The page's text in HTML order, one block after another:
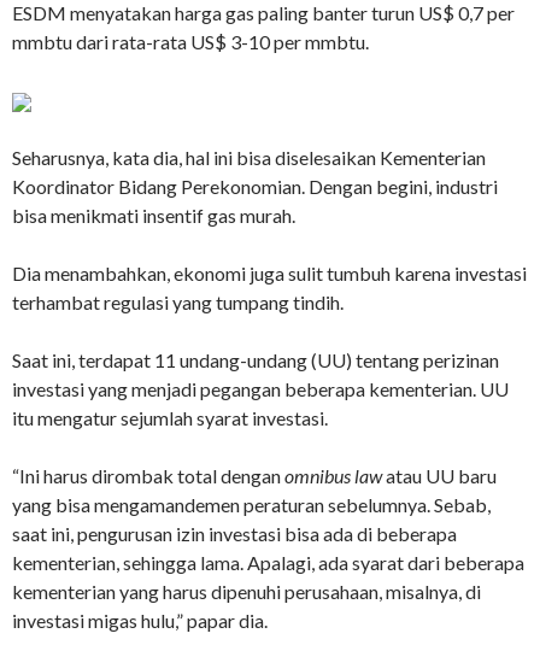
ESDM menyatakan harga gas paling banter turun US$ 0,7 per
mmbtu dari rata-rata US$ 3-10 per mmbtu.
Seharusnya, kata dia, hal ini bisa diselesaikan Kementerian
Koordinator Bidang Perekonomian. Dengan begini, industri
bisa menikmati insentif gas murah.
Dia menambahkan, ekonomi juga sulit tumbuh karena investasi
terhambat regulasi yang tumpang tindih.
Saat ini, terdapat 11 undang-undang (UU) tentang perizinan
investasi yang menjadi pegangan beberapa kementerian. UU
itu mengatur sejumlah syarat investasi.
“Ini harus dirombak total denganomnibus lawatau UU baru
yang bisa mengamandemen peraturan sebelumnya. Sebab,
saat ini, pengurusan izin investasi bisa ada di beberapa
kementerian, sehingga lama. Apalagi, ada syarat dari beberapa
kementerian yang harus dipenuhi perusahaan, misalnya, di
investasi migas hulu,” papar dia.